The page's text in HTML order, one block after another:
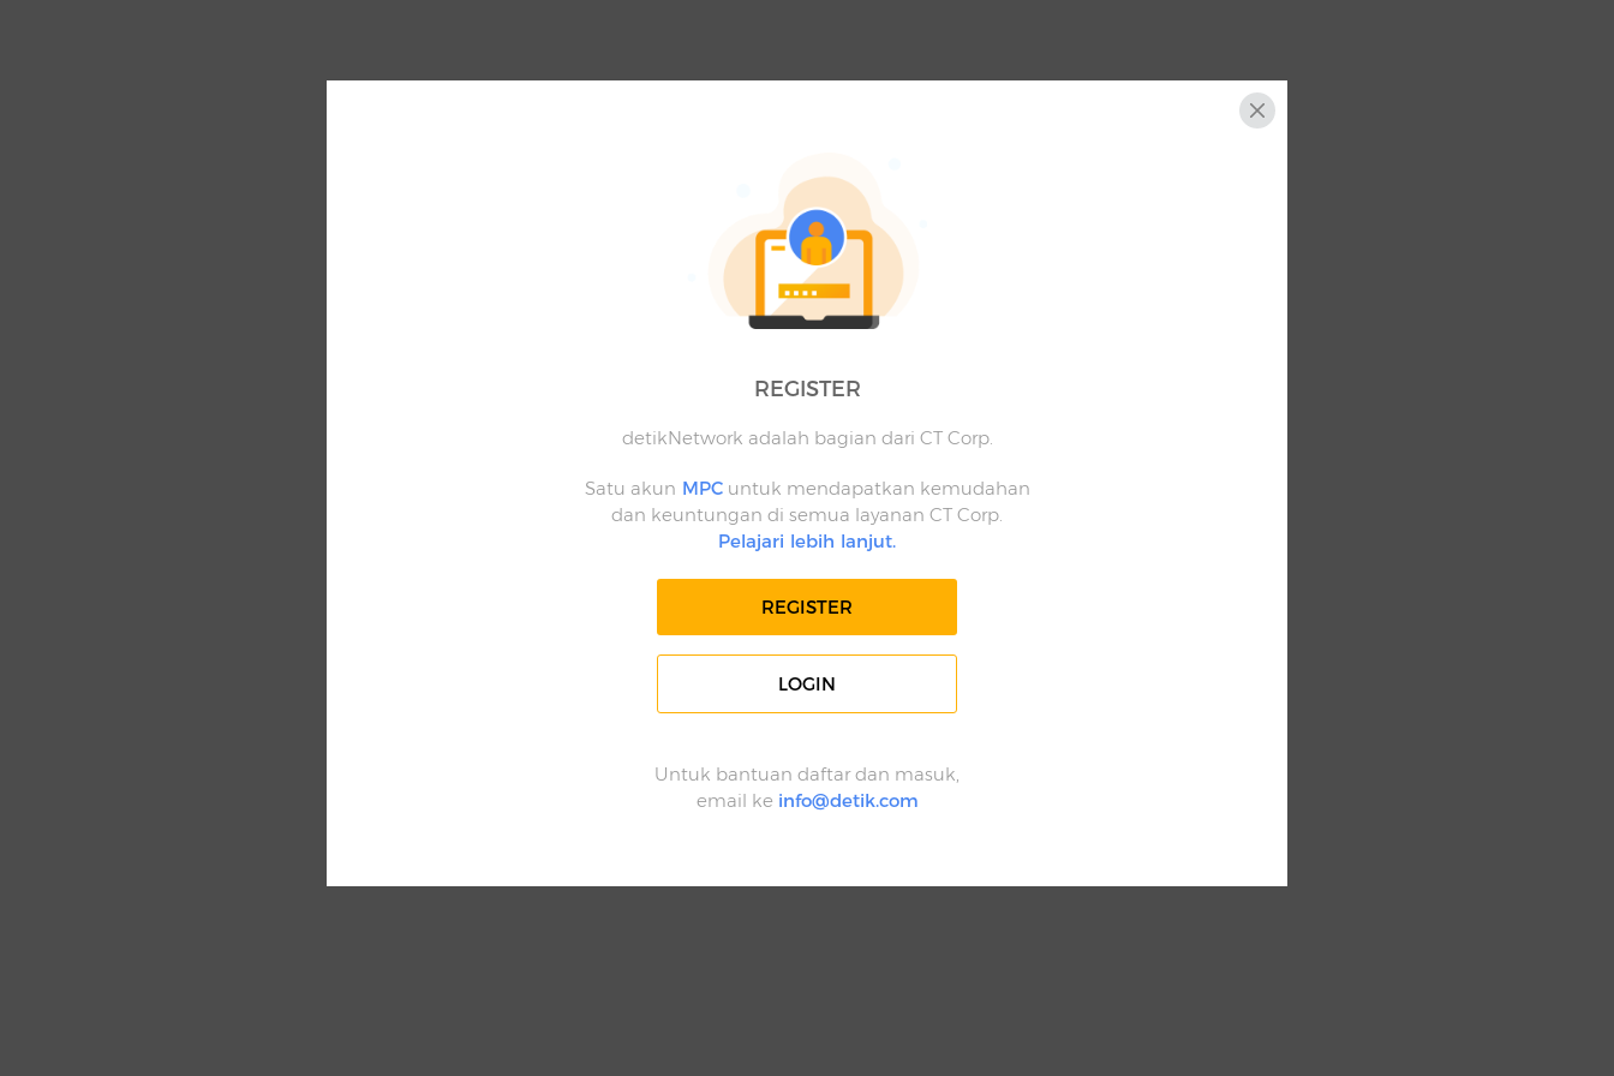
REGISTER
detikNetwork adalah bagian dari CT Corp.
Satu akun MPCuntuk mendapatkan kemudahan
dan keuntungan di semua layanan CT Corp.
Pelajari lebih lanjut.
REGISTER
LOGIN
Untuk bantuan daftar dan masuk,
email ke info@detik.com